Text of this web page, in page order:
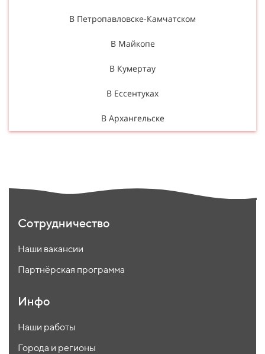
В Петропавловске-Камчатском
В Майкопе
В Кумертау
В Ессентуках
В Архангельске
Сотрудничество
Наши вакансии
Партнёрская программа
Инфо
Наши работы
Города и регионы